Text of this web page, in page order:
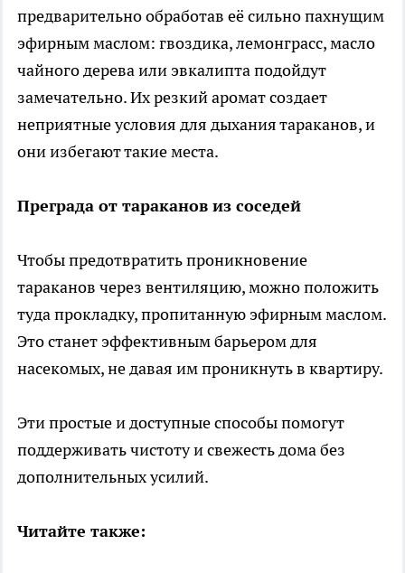
предварительно обработав её сильно пахнущим
эфирным маслом: гвоздика, лемонграсс, масло
чайного дерева или эвкалипта подойдут
замечательно. Их резкий аромат создает
неприятные условия для дыхания тараканов, и
они избегают такие места.
Преграда от тараканов из соседей
Чтобы предотвратить проникновение
тараканов через вентиляцию, можно положить
туда прокладку, пропитанную эфирным маслом.
Это станет эффективным барьером для
насекомых, не давая им проникнуть в квартиру.
Эти простые и доступные способы помогут
поддерживать чистоту и свежесть дома без
дополнительных усилий.
Читайте также: